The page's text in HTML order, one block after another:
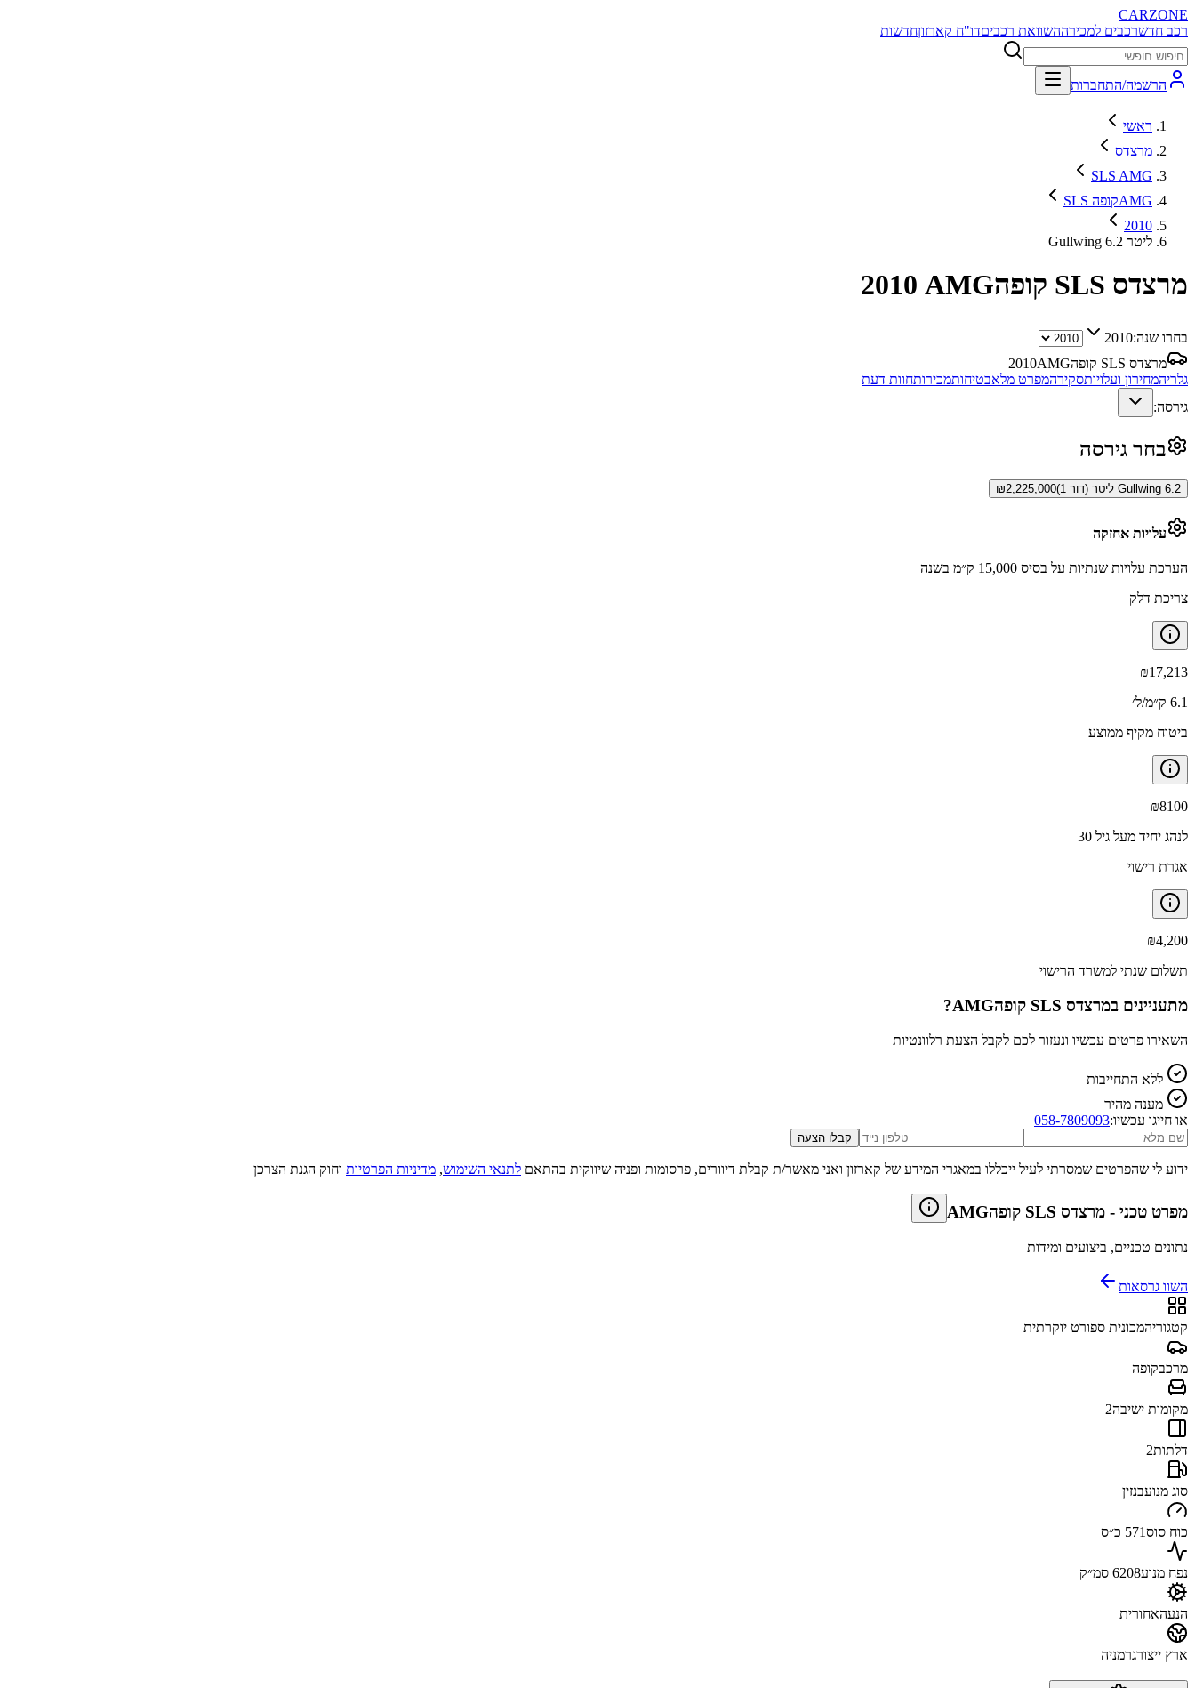
CARZONE
רכב חדשרכבים למכירההשוואת רכביםדו"ח קארזוןחדשות
הרשמה/התחברות
ראשי
מרצדס
SLS AMG
SLS קופהAMG
2010
Gullwing 6.2 ליטר
מרצדס SLS קופהAMG 2010
בחרו שנה:2010
מרצדס SLS קופהAMG
2010
גלריהמחירון ועלויותסקירהמפרט מלאבטיחותמכירותחוות דעת
גירסה:
בחר גירסה
Gullwing 6.2 ליטר (דור 1) ₪2,225,000
עלויות אחזקה
הערכת עלויות שנתיות על בסיס 15,000 ק״מ בשנה
צריכת דלק
₪17,213
6.1 ק״מ/ל׳
ביטוח מקיף ממוצע
₪8100
לנהג יחיד מעל גיל 30
אגרת רישוי
₪4,200
תשלום שנתי למשרד הרישוי
מתעניינים במרצדס SLS קופהAMG ?
השאירו פרטים עכשיו ונעזור לכם לקבל הצעת רלוונטיות
ללא התחייבות
מענה מהיר
או חייגו עכשיו:058-7809093
קבלו הצעה
ידוע לי שהפרטים שמסרתי לעיל ייכללו במאגרי המידע של קארזון ואני מאשר/ת קבלת דיוורים, פרסומות ופניה שיווקית בהתאם לתנאי השימוש, מדיניות הפרטיות וחוק הגנת הצרכן
מפרט טכני - מרצדס SLS קופהAMG
נתונים טכניים, ביצועים ומידות
השוו גרסאות
קטגוריהמכונית ספורט יוקרתית
מרכבקופה
מקומות ישיבה2
דלתות2
סוג מנועבנזין
כוח סוס571 כ״ס
נפח מנוע6208 סמ״ק
הנעהאחורית
ארץ ייצורגרמניה